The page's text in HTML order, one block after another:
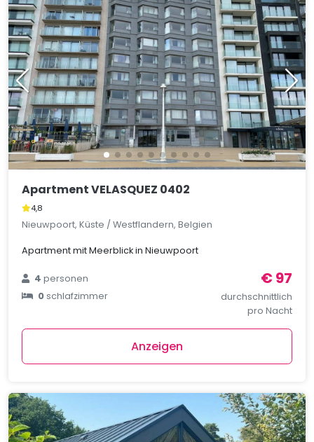
Apartment VELASQUEZ 0402
4,8
Nieuwpoort, Küste / Westflandern, Belgien
Apartment mit Meerblick in Nieuwpoort
4personen
0schlafzimmer
€ 97
durchschnittlich
pro Nacht
Anzeigen